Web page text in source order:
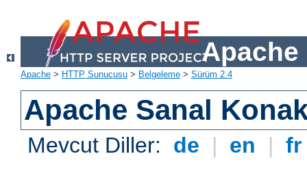
Apache
Apache > HTTP Sunucusu > Belgeleme > Sürüm 2.4
Apache Sanal
Mevcut Diller: de | en |